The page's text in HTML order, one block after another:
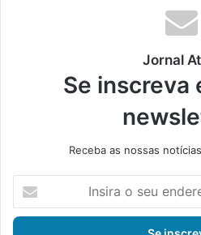
ok
Jornal
Se inscreva
Receba as nossas
s